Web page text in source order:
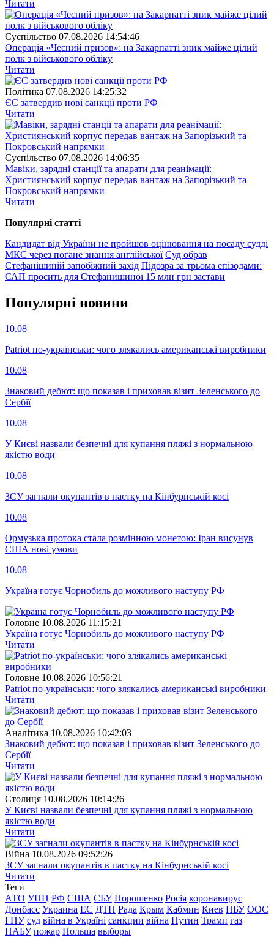
Читати
Суспiльство 07.08.2026 14:54:46
Операція «Чесний призов»: на Закарпатті зник майже цілий
полк з військового обліку
Читати
Полiтика 07.08.2026 14:25:32
ЄС затвердив нові санкції проти РФ
Читати
Суспiльство 07.08.2026 14:06:35
Мавіки, зарядні станції та апарати для реанімації:
Християнський корпус передав вантаж на Запорізький та
Покровський напрямки
Читати
Популярнi статтi
Кандидат від України не пройшов оцінювання на посаду судді
МКС через погане знання англійської Суд обрав
Стефанішиній запобіжний захід Підозра за трьома епізодами:
САП просить для Стефанишиної 15 млн грн застави
Популярнi новини
10.08
Patriot по-українськи: чого злякались американські виробники
10.08
Знаковий дебют: що показав і приховав візит Зеленського до
Сербії
10.08
У Києві назвали безпечні для купання пляжі з нормальною
якістю води
10.08
ЗСУ загнали окупантів в пастку на Кінбурнській косі
10.08
Ормузька протока стала розмінною монетою: Іран висунув
США нові умови
10.08
Україна готує Чорнобиль до можливого наступу РФ
Головне 10.08.2026 11:15:21
Україна готує Чорнобиль до можливого наступу РФ
Читати
Головне 10.08.2026 10:56:21
Patriot по-українськи: чого злякались американські виробники
Читати
Аналітика 10.08.2026 10:42:03
Знаковий дебют: що показав і приховав візит Зеленського до
Сербії
Читати
Столиця 10.08.2026 10:14:26
У Києві назвали безпечні для купання пляжі з нормальною
якістю води
Читати
Війна 10.08.2026 09:52:26
ЗСУ загнали окупантів в пастку на Кінбурнській косі
Читати
Теги
АТО УПЦ РФ США СБУ Порошенко Росія коронавирус
Донбасс Украина ЕС ДТП Рада Крым Кабмин Киев НБУ ООС
ГПУ суд війна в Україні санкции війна Путин Трамп газ
НАБУ пожар Польша выборы